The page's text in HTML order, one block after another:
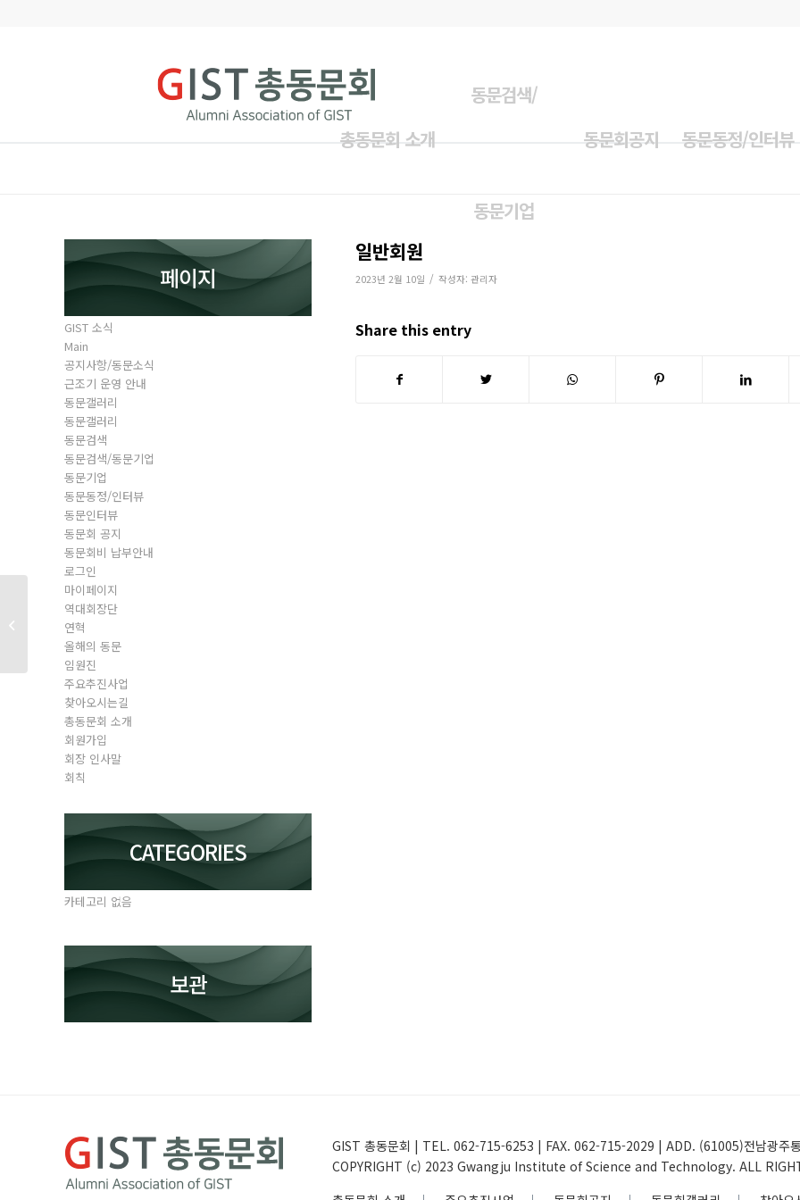
총동문회 소개
동문검색/
동문기업
동문회공지 동문동정/인터뷰
일반회원
2023년 2월 10일 / 작성자: 관리자
Share this entry
페이지
GIST 소식
Main
공지사항/동문소식
근조기 운영 안내
동문갤러리
동문갤러리
동문검색
동문검색/동문기업
동문기업
동문동정/인터뷰
동문인터뷰
동문회 공지
동문회비 납부안내
로그인
마이페이지
역대회장단
연혁
올해의 동문
임원진
주요추진사업
찾아오시는길
총동문회 소개
회원가입
회장 인사말
회칙
CATEGORIES
카테고리 없음
보관
GIST 총동문회 | TEL. 062-715-6253 | FAX. 062-715-2029 | ADD. (61005)전남광주
COPYRIGHT (c) 2023 Gwangju Institute of Science and Technology. ALL
일반회원